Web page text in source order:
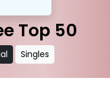
Top 50
Singles